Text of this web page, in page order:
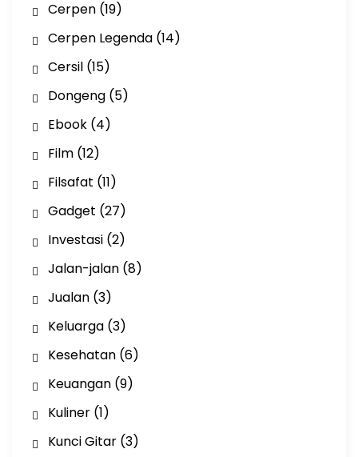
Cerpen(19)
Cerpen Legenda(14)
Cersil(15)
Dongeng(5)
Ebook(4)
Film(12)
Filsafat (11)
Gadget (27)
Investasi(2)
Jalan-jalan(8)
Jualan(3)
Keluarga(3)
Kesehatan(6)
Keuangan(9)
Kuliner(1)
Kunci Gitar(3)